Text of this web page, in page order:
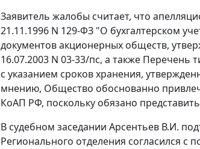
Заявитель жалобы считает, что
21.11.1996 N 129-ФЗ "О бухгалтерском
документов акционерных обществ,
16.07.2003 N 03-33/пс, а также Перечень
с указанием сроков хранения,
мнению, Общество обоснованно
КоАП РФ, поскольку обязано
В судебном заседании Арсентьев В.И.
Регионального отделения согласился с